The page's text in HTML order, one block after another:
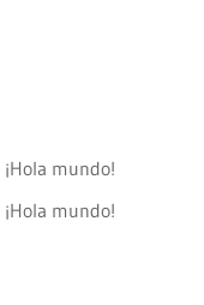
¡Hola mundo!
¡Hola mundo!